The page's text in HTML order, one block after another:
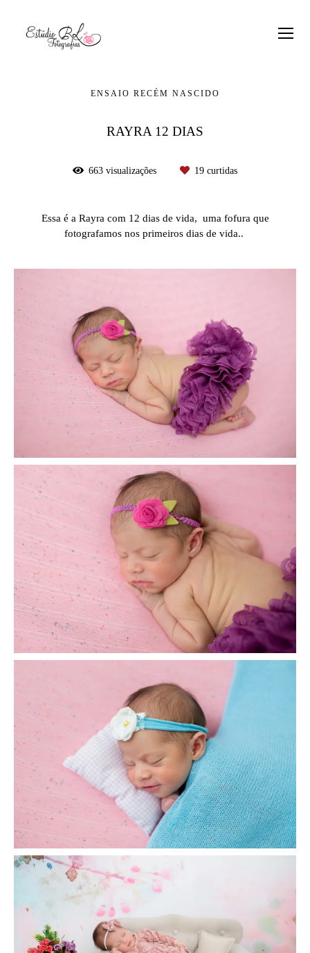
ENSAIO RECÉM NASCIDO
RAYRA 12 DIAS
663 visualizações 19 curtidas
Essa é a Rayra com 12 dias de vida, uma fofura que
fotografamos nos primeiros dias de vida..